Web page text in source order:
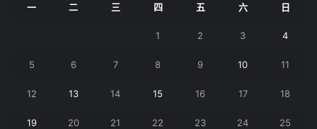
一 二 三 四 五 六 日
1 2 3 4
5 6 7 8 9 10 11
12 13 14 15 16 17 18
19 20 21 22 23 24 25